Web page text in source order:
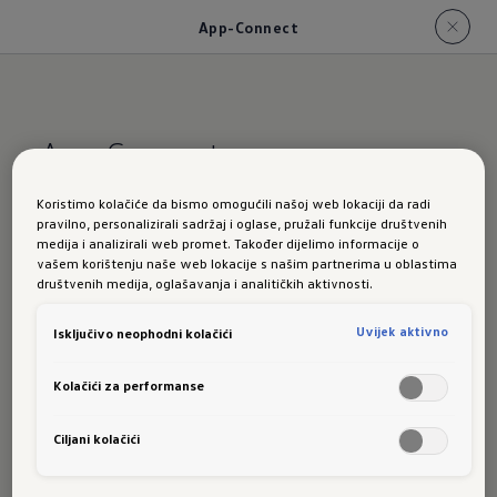
App-Connect
App-Connect
Infotainment i entertainmentza svaki
trenutak
Želite komforno upravljati svojim aplikacijama
jednostavno zahvaljujući usluzi App Connect¹.
aplikacijama i sadržajima rukujete direktno iz
svog Volkswagena. Oni se putem tehnologije
Koristimo kolačiće da bismo omogućili našoj web lokaciji da radi
pravilno, personalizirali sadržaj i oglase, pružali funkcije društvenih
medija i analizirali web promet. Također dijelimo informacije o
vašem korištenju naše web lokacije s našim partnerima u oblastima
društvenih medija, oglašavanja i analitičkih aktivnosti.
Isključivo neophodni kolačići Uvijek aktivno
Kolačići za performanse
Ciljani kolačići